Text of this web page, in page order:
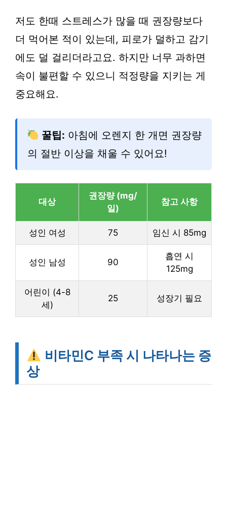
저도 한때 스트레스가 많을 때 권장량보다
더 먹어본 적이 있는데, 피로가 덜하고 감기
에도 덜 걸리더라고요. 하지만 너무 과하면
속이 불편할 수 있으니 적정량을 지키는 게
중요해요.
꿀팁: 아침에 오렌지 한 개면 권장량
의 절반 이상을 채울 수 있어요!
대상
권장량 (mg/
일)
참고 사항
성인 여성 75 임신 시 85mg
성인 남성 90
흡연 시
125mg
어린이 (4-8
세)
25 성장기 필요
비타민C 부족 시 나타나는 증
상